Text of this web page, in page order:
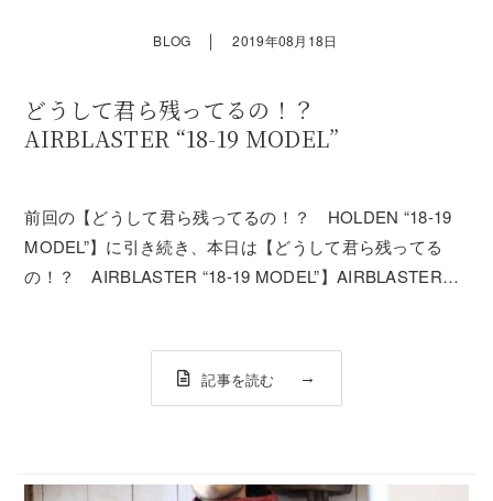
BLOG ｜ 2019年08月18日
どうして君ら残ってるの！？
AIRBLASTER “18-19 MODEL”
前回の【どうして君ら残ってるの！？ HOLDEN “18-19
MODEL”】に引き続き、本日は【どうして君ら残ってる
の！？ AIRBLASTER “18-19 MODEL”】AIRBLASTERも
記事を読む